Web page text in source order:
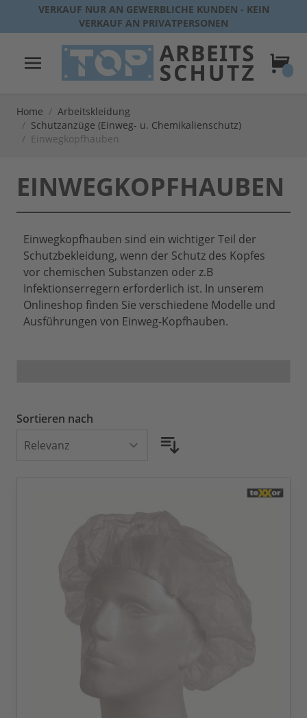
Direkt zum Inhalt
VERKAUF NUR AN GEWERBLICHE KUNDEN - KEIN
VERKAUF AN PRIVATPERSONEN
Home / Arbeitskleidung
/ Schutzanzüge (Einweg- u. Chemikalienschutz)
/ Einwegkopfhauben
EINWEGKOPFHAUBEN
Einwegkopfhauben sind ein wichtiger Teil der
Schutzbekleidung, wenn der Schutz des Kopfes
vor chemischen Substanzen oder z.B
Infektionserregern erforderlich ist. In unserem
Onlineshop finden Sie verschiedene Modelle und
Ausführungen von Einweg-Kopfhauben.
Sortieren nach